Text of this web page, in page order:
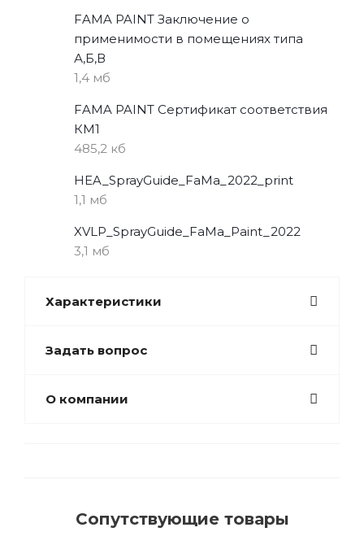
FAMA PAINT Заключение о
применимости в помещениях типа
А,Б,В
1,4 мб
FAMA PAINT Сертификат соответствия
КМ1
485,2 кб
HEA_SprayGuide_FaMa_2022_print
1,1 мб
XVLP_SprayGuide_FaMa_Paint_2022
3,1 мб
Характеристики
Задать вопрос
О компании
Сопутствующие товары